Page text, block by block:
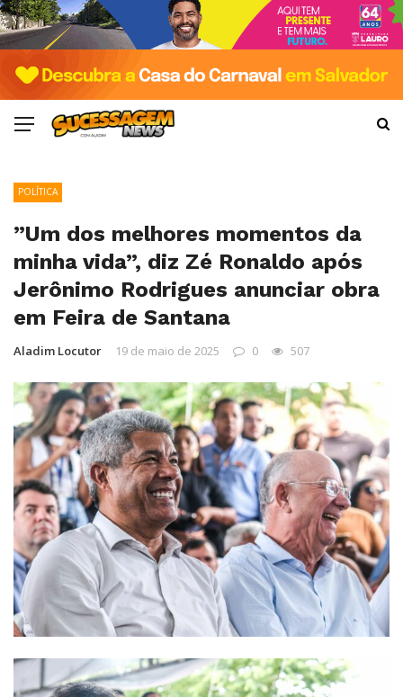
POLÍTICA
”Um dos melhores momentos da
minha vida”, diz Zé Ronaldo após
Jerônimo Rodrigues anunciar obra
em Feira de Santana
Aladim Locutor 19 de maio de 2025 0 507